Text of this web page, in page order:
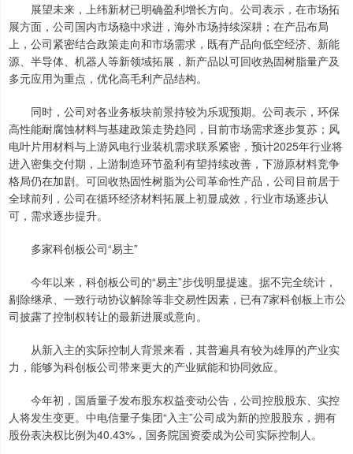
展望未来，上纬新材已明确盈利增长方向。公司表示，在市场拓
展方面，公司国内市场稳中求进，海外市场持续深耕；在产品布局
上，公司紧密结合政策走向和市场需求，既有产品向低空经济、新能
源、半导体、机器人等新领域拓展，新产品以可回收热固树脂量产及
多元应用为重点，优化高毛利产品结构。
同时，公司对各业务板块前景持较为乐观预期。公司表示，环保
高性能耐腐蚀材料与基建政策走势趋同，目前市场需求逐步复苏；风
电叶片用材料与上游风电行业装机需求联系紧密，预计2025年行业将
进入密集交付期，上游制造环节盈利有望持续改善，下游原材料竞争
格局仍在加剧。可回收热固性树脂为公司革命性产品，公司目前居于
全球前列，公司在循环经济材料拓展上初显成效，行业市场逐步认
可，需求逐步提升。
多家科创板公司“易主”
今年以来，科创板公司的“易主”步伐明显提速。据不完全统计，
剔除继承、一致行动协议解除等非交易性因素，已有7家科创板上市公
司披露了控制权转让的最新进展或意向。
从新入主的实际控制人背景来看，其普遍具有较为雄厚的产业实
力，能够为科创板公司带来更大的产业赋能和协同效应。
今年初，国盾量子发布股东权益变动公告，公司控股股东、实控
人将发生变更。中电信量子集团“入主”公司成为新的控股股东，拥有
股份表决权比例为40.43%，国务院国资委成为公司实际控制人。